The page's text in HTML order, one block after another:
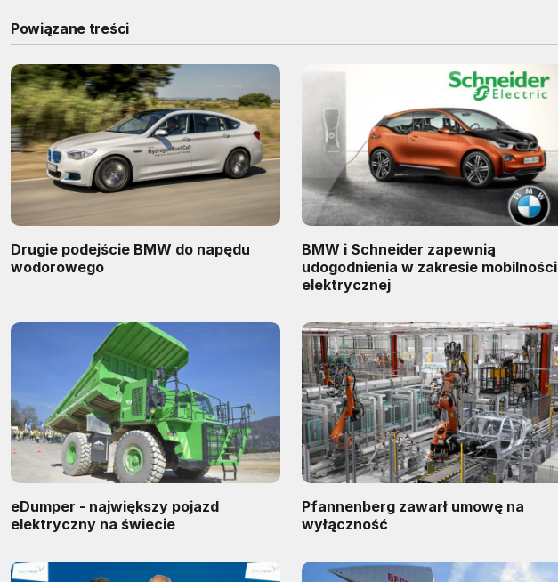
Powiązane treści
Drugie podejście BMW do napędu
wodorowego
BMW i Schneider zapewnią
udogodnienia w zakresie mobilności
elektrycznej
eDumper - największy pojazd
elektryczny na świecie
Pfannenberg zawarł umowę na
wyłączność